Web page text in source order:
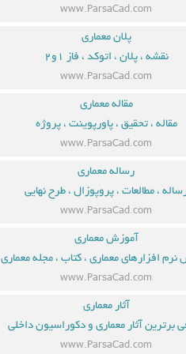
www.ParsaCad.com
پلان معماری
نقشه ، پلان ، اتوکد ، فاز ۱و۲
www.ParsaCad.com
مقاله معماری
مقاله ، تحقیق ، پاورپوینت ، پروژه
www.ParsaCad.com
رساله معماری
، مطالعات ، پروپوزال ، طرح نهایی
www.ParsaCad.com
آموزش معماری
افزارهای معماری ، کتاب ، مجله معماری
www.ParsaCad.com
آثار معماری
برترین آثار معماری و دکوراسیون داخلی
www.ParsaCad.com